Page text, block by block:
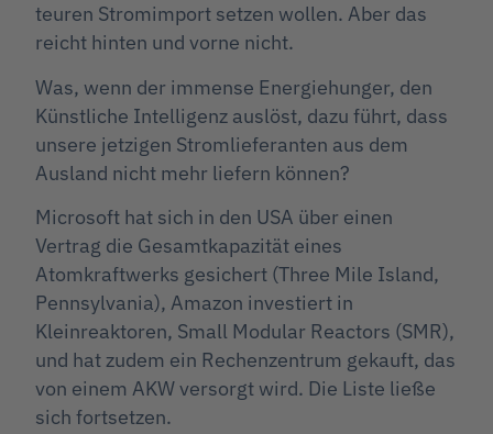
teuren Stromimport setzen wollen. Aber das
reicht hinten und vorne nicht.
Was, wenn der immense Energiehunger, den
Künstliche Intelligenz auslöst, dazu führt, dass
unsere jetzigen Stromlieferanten aus dem
Ausland nicht mehr liefern können?
Microsoft hat sich in den USA über einen
Vertrag die Gesamtkapazität eines
Atomkraftwerks gesichert (Three Mile Island,
Pennsylvania), Amazon investiert in
Kleinreaktoren, Small Modular Reactors (SMR),
und hat zudem ein Rechenzentrum gekauft, das
von einem AKW versorgt wird. Die Liste ließe
sich fortsetzen.